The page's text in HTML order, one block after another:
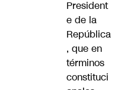
President
e de la
República
, que en
términos
constituci